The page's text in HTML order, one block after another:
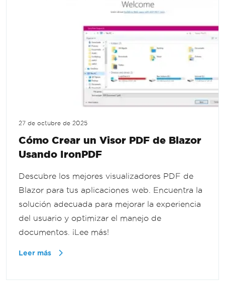
27 de octubre de 2025
Cómo Crear un Visor PDF de Blazor
Usando IronPDF
Descubre los mejores visualizadores PDF de
Blazor para tus aplicaciones web. Encuentra la
solución adecuada para mejorar la experiencia
del usuario y optimizar el manejo de
documentos. ¡Lee más!
Leer más